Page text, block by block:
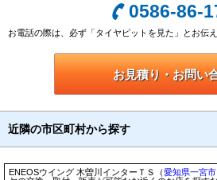
0586-86-
お電話の際は、必ず「タイヤピットを見た」とお伝え
お見積り・お問い
近隣の市区町村から探す
ENEOSウイング 木曽川インターＴＳ（愛知県一宮市